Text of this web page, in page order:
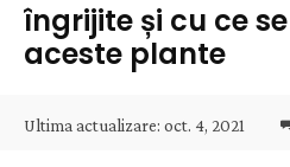
îngrijite și cu ce
aceste plante
Ultima actualizare: oct. 4, 2021